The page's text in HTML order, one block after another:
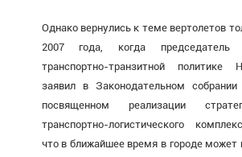
Однако вернулись к теме вертолетов
2007 года, когда
транспортно-транзитной политике
заявилв Законодательном собрании
посвященном реализации
транспортно-логистического
что в ближайшее время в городе может